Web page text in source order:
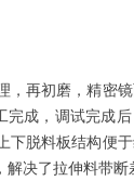
，再初磨，精密
完成，调试完成
下脱料板结构便
决了拉伸料带断